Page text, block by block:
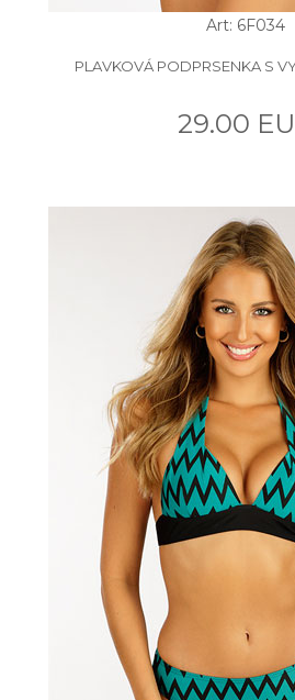
Art: 6F034
PLAVKOVÁ PODPRSENKA S
29.00